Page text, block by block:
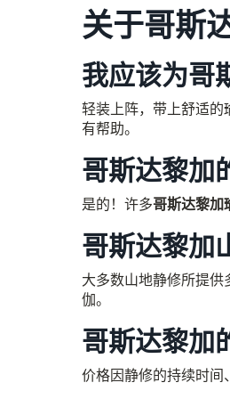
关于哥斯
我应该为哥
轻装上阵，带上舒适的
有帮助。
哥斯达黎加
是的！许多哥斯达黎加
哥斯达黎加
大多数山地静修所提
伽。
哥斯达黎加
价格因静修的持续时间